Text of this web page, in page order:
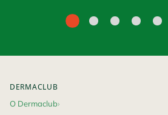
DERMACLUB
O Dermaclub